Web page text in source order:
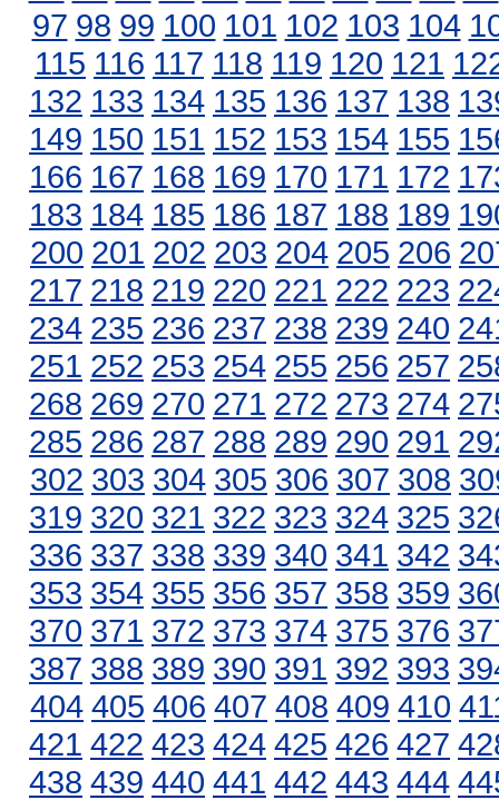
97 98 99 100 101 102 103 104
115 116 117 118 119 120 121
132 133 134 135 136 137 138
149 150 151 152 153 154 155
166 167 168 169 170 171 172
183 184 185 186 187 188 189
200 201 202 203 204 205 206
217 218 219 220 221 222 223
234 235 236 237 238 239 240
251 252 253 254 255 256 257
268 269 270 271 272 273 274
285 286 287 288 289 290 291
302 303 304 305 306 307 308
319 320 321 322 323 324 325
336 337 338 339 340 341 342
353 354 355 356 357 358 359
370 371 372 373 374 375 376
387 388 389 390 391 392 393
404 405 406 407 408 409 410
421 422 423 424 425 426 427
438 439 440 441 442 443 444